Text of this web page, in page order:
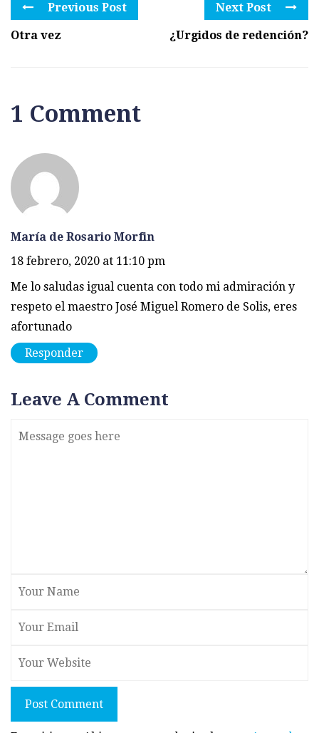
Previous Post
Otra vez
Next Post
¿Urgidos de redención?
1 Comment
María de Rosario Morfin
18 febrero, 2020 at 11:10 pm
Me lo saludas igual cuenta con todo mi admiración y
respeto el maestro José Miguel Romero de Solis, eres
afortunado
Responder
Leave A Comment
Post Comment